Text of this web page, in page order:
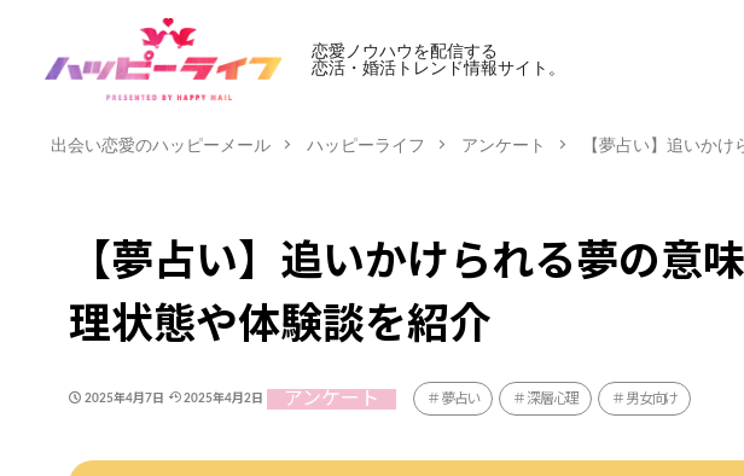
恋愛ノウハウを配信する
恋活・婚活トレンド情報サイト。
出会い恋愛のハッピーメール ハッピーライフ アンケート 【夢占い】追いか
【夢占い】追いかけられる夢の意
理状態や体験談を紹介
2025年4月7日 2025年4月2日 アンケート 夢占い 深層心理 男女向け